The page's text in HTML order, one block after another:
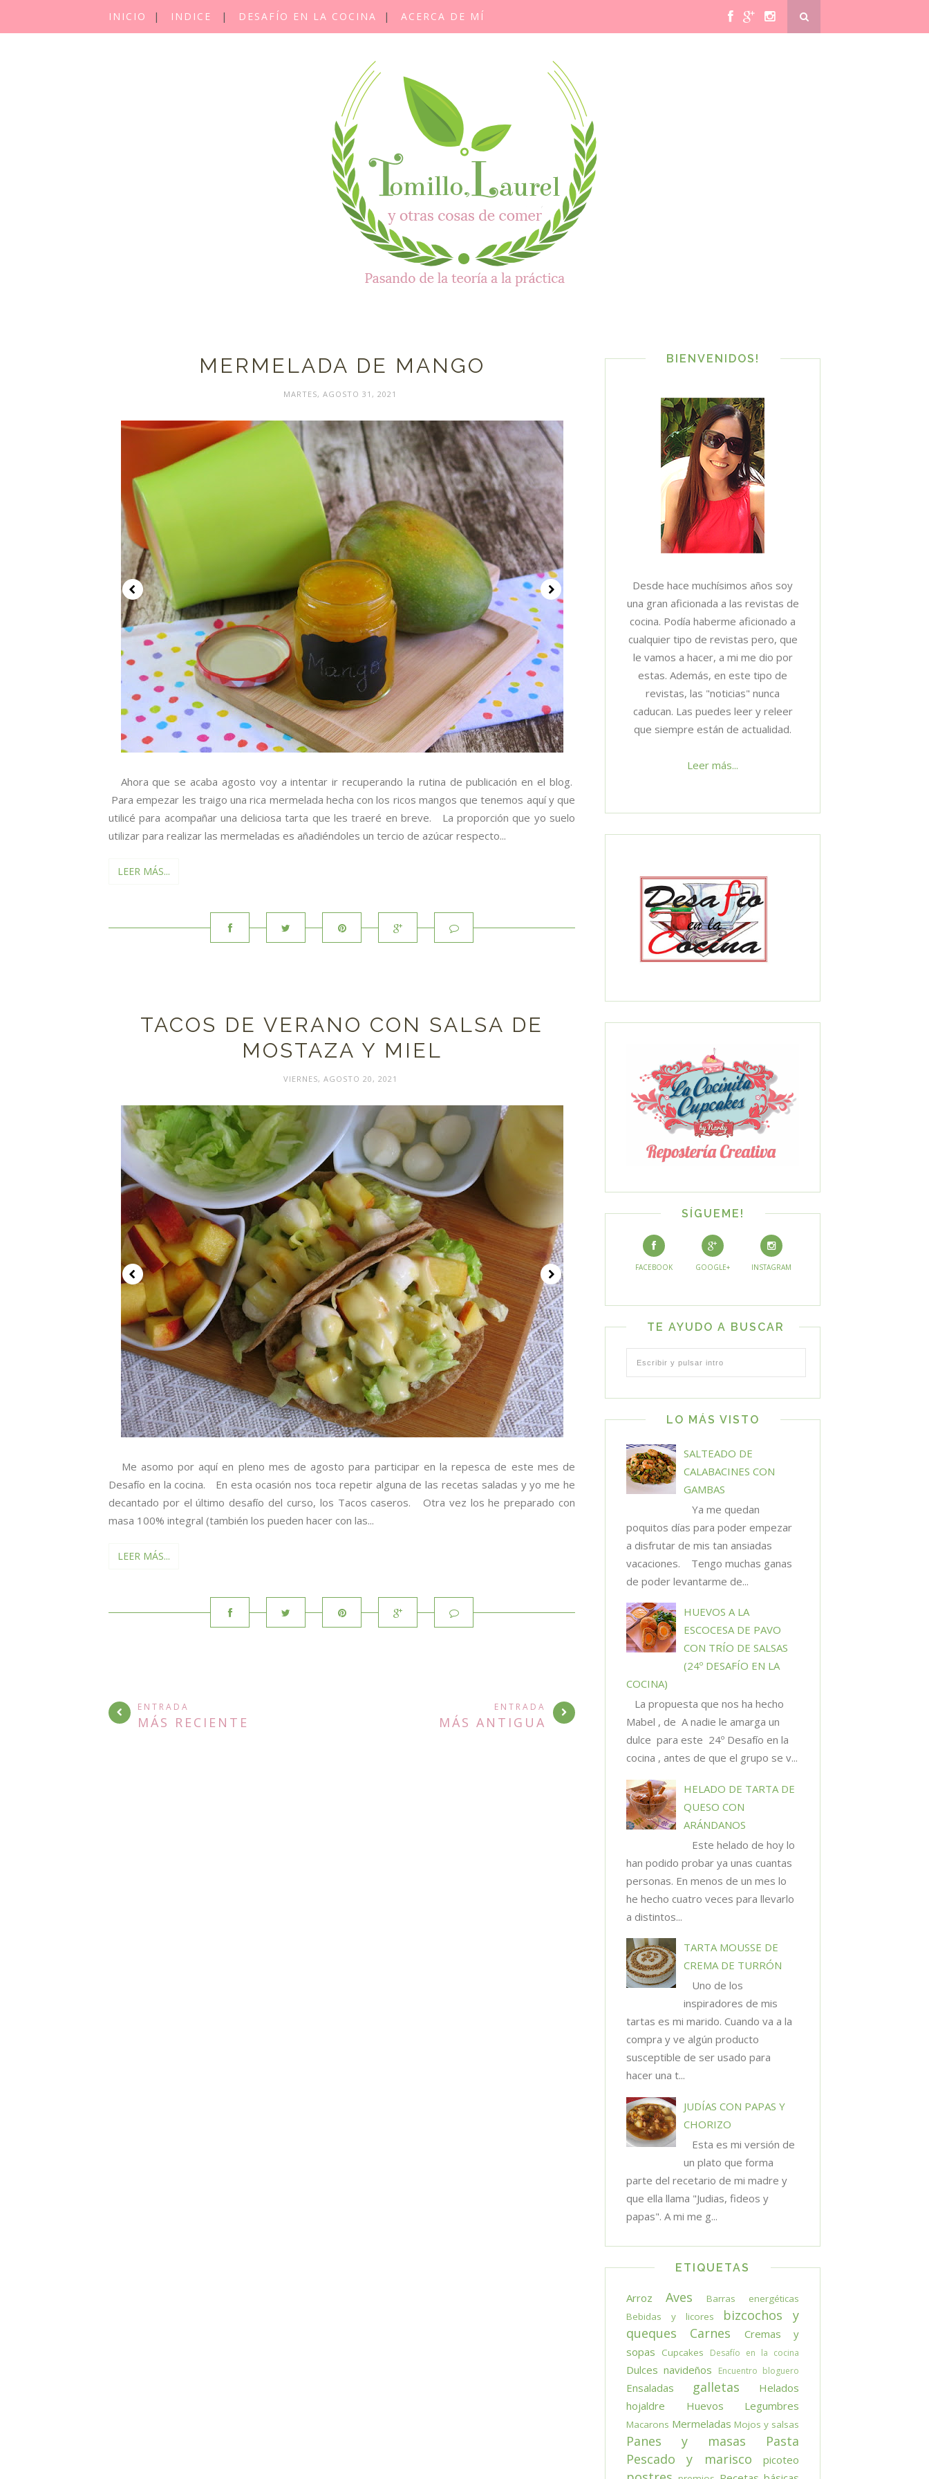
INICIO INDICE DESAFÍO EN LA COCINA ACERCA DE MÍ
MERMELADA DE MANGO
MARTES, AGOSTO 31, 2021
Ahora que se acaba agosto voy a intentar ir recuperando la rutina de publicación en el blog.
Para empezar les traigo una rica mermelada hecha con los ricos mangos que tenemos aquí y que
utilicé para acompañar una deliciosa tarta que les traeré en breve. La proporción que yo suelo
utilizar para realizar las mermeladas es añadiéndoles un tercio de azúcar respecto...
LEER MÁS...
TACOS DE VERANO CON SALSA DE
MOSTAZA Y MIEL
VIERNES, AGOSTO 20, 2021
Me asomo por aquí en pleno mes de agosto para participar en la repesca de este mes de
Desafío en la cocina. En esta ocasión nos toca repetir alguna de las recetas saladas y yo me he
decantado por el último desafío del curso, los Tacos caseros. Otra vez los he preparado con
masa 100% integral (también los pueden hacer con las...
LEER MÁS...
ENTRADA
MÁS RECIENTE
ENTRADA
MÁS ANTIGUA
BIENVENIDOS!
Desde hace muchísimos años soy
una gran aficionada a las revistas de
cocina. Podía haberme aficionado a
cualquier tipo de revistas pero, que
le vamos a hacer, a mi me dio por
estas. Además, en este tipo de
revistas, las "noticias" nunca
caducan. Las puedes leer y releer
que siempre están de actualidad.
Leer más...
SÍGUEME!
FACEBOOK GOOGLE+ INSTAGRAM
TE AYUDO A BUSCAR
LO MÁS VISTO
SALTEADO DE
CALABACINES CON
GAMBAS
Ya me quedan
poquitos días para poder empezar
a disfrutar de mis tan ansiadas
vacaciones. Tengo muchas ganas
de poder levantarme de...
HUEVOS A LA
ESCOCESA DE PAVO
CON TRÍO DE SALSAS
(24º DESAFÍO EN LA
COCINA)
La propuesta que nos ha hecho
Mabel , de A nadie le amarga un
dulce para este 24º Desafío en la
cocina , antes de que el grupo se v...
HELADO DE TARTA DE
QUESO CON
ARÁNDANOS
Este helado de hoy lo
han podido probar ya unas cuantas
personas. En menos de un mes lo
he hecho cuatro veces para llevarlo
a distintos...
TARTA MOUSSE DE
CREMA DE TURRÓN
Uno de los
inspiradores de mis
tartas es mi marido. Cuando va a la
compra y ve algún producto
susceptible de ser usado para
hacer una t...
JUDÍAS CON PAPAS Y
CHORIZO
Esta es mi versión de
un plato que forma
parte del recetario de mi madre y
que ella llama "Judias, fideos y
papas". A mi me g...
ETIQUETAS
Arroz Aves
Barras energéticas
Bebidas y licores
bizcochos y
queques
Carnes
Cremas y
sopas
Cupcakes Desafío en la cocina
Dulces navideños Encuentro bloguero
Ensaladas galletas
Helados
hojaldre
Huevos Legumbres
Macarons Mermeladas Mojos y salsas
Panes y masas
Pasta
Pescado y marisco
picoteo